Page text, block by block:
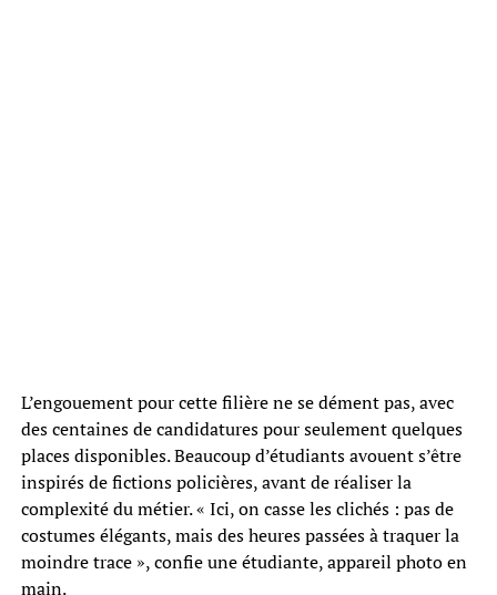
L’engouement pour cette filière ne se dément pas, avec
des centaines de candidatures pour seulement quelques
places disponibles. Beaucoup d’étudiants avouent s’être
inspirés de fictions policières, avant de réaliser la
complexité du métier. « Ici, on casse les clichés : pas de
costumes élégants, mais des heures passées à traquer la
moindre trace », confie une étudiante, appareil photo en
main.